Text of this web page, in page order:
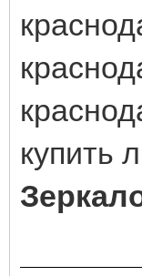
купить